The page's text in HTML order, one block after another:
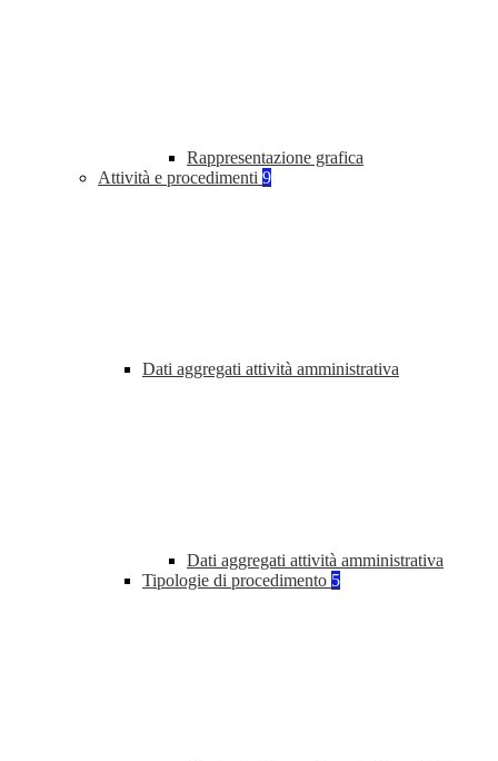
Rappresentazione grafica
Attività e procedimenti 9
Dati aggregati attività amministrativa
Dati aggregati attività amministrativa
Tipologie di procedimento 5